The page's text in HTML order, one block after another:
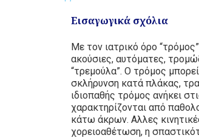
Εισαγωγικά σχόλια
Με τον ιατρικό όρο
ακούσιες, αυτόματες,
“τρεμούλα”. Ο τρόμος
σκλήρυνση κατά πλάκας,
ιδιοπαθής τρόμος ανήκει
χαρακτηρίζονται από
κάτω άκρων. Αλλες
χορειοαθέτωση, η